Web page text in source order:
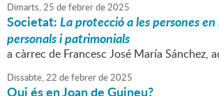
Dimarts,25 defebrerde2025
Societat:La protecció a les persones en
personals i patrimonials
a càrrec de Francesc José María Sánchez,
Dissabte,22 defebrerde2025
Qui és en Joan de Guineu?